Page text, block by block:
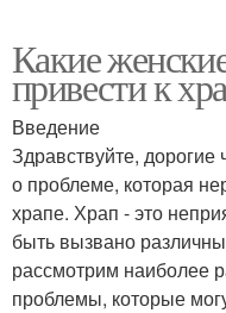
Какие
привести к
Введение
Здравствуйте,
о проблеме, которая
храпе. Храп - это
быть вызвано
рассмотрим наиболее
проблемы, которые